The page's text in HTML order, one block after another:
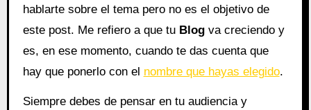
hablarte sobre el tema pero no es el objetivo de
este post. Me refiero a que tu Blogva creciendo y
es, en ese momento, cuando te das cuenta que
hay que ponerlo con el nombre que hayas elegido.
Siempre debes de pensar en tu audiencia y